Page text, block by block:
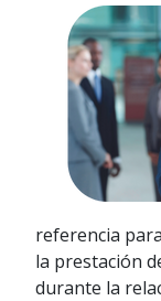
referencia
la prestación
durante la